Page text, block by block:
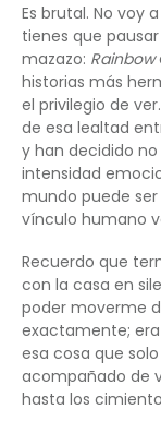
Es brutal. No voy
tienes que
mazazo: Rainbow
historias más
el privilegio de
de esa lealtad
y han decidido
intensidad
mundo puede
vínculo humano
Recuerdo que
con la casa en
poder moverme
exactamente;
esa cosa que
acompañado de
hasta los